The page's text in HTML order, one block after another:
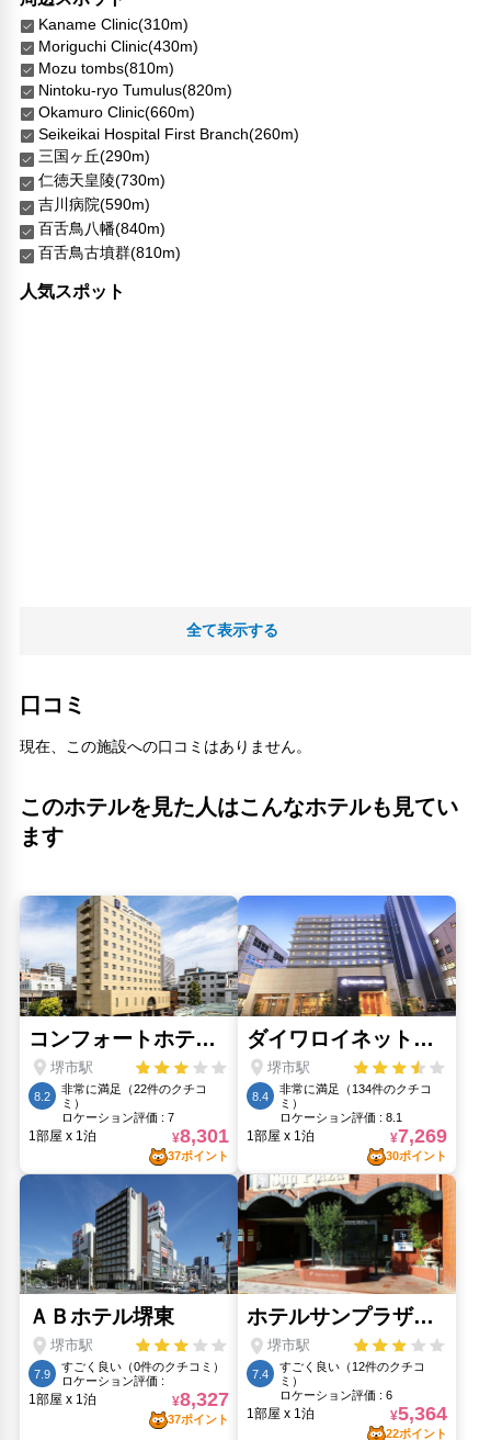
Kaname Clinic(310m)
Moriguchi Clinic(430m)
Mozu tombs(810m)
Nintoku-ryo Tumulus(820m)
Okamuro Clinic(660m)
Seikeikai Hospital First Branch(260m)
三国ヶ丘(290m)
仁徳天皇陵(730m)
吉川病院(590m)
百舌鳥八幡(840m)
百舌鳥古墳群(810m)
人気スポット
全て表示する
口コミ
現在、この施設への口コミはありません。
このホテルを見た人はこんなホテルも見てい
ます